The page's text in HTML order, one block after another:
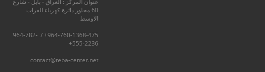
60 مجاور دائرة كهرباء الفرات
الاوسط
964-760-1368-475+ / 964-782-
555-2236+
contact@teba-center.net